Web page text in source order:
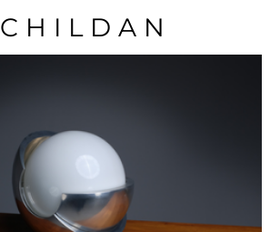
CHILDAN